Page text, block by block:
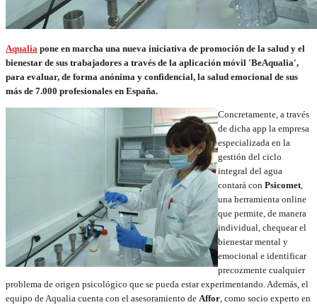
Aqualia pone en marcha una nueva iniciativa de promoción de la salud y el
bienestar de sus trabajadores a través de la aplicación móvil 'BeAqualia',
para evaluar, de forma anónima y confidencial, la salud emocional de sus
más de 7.000 profesionales en España.
Concretamente, a través
de dicha app la empresa
especializada en la
gestión del ciclo
integral del agua
contará con Psicomet,
una herramienta online
que permite, de manera
individual, chequear el
bienestar mental y
emocional e identificar
precozmente cualquier
problema de origen psicológico que se pueda estar experimentando. Además, el
equipo de Aqualia cuenta con el asesoramiento de Affor, como socio experto en